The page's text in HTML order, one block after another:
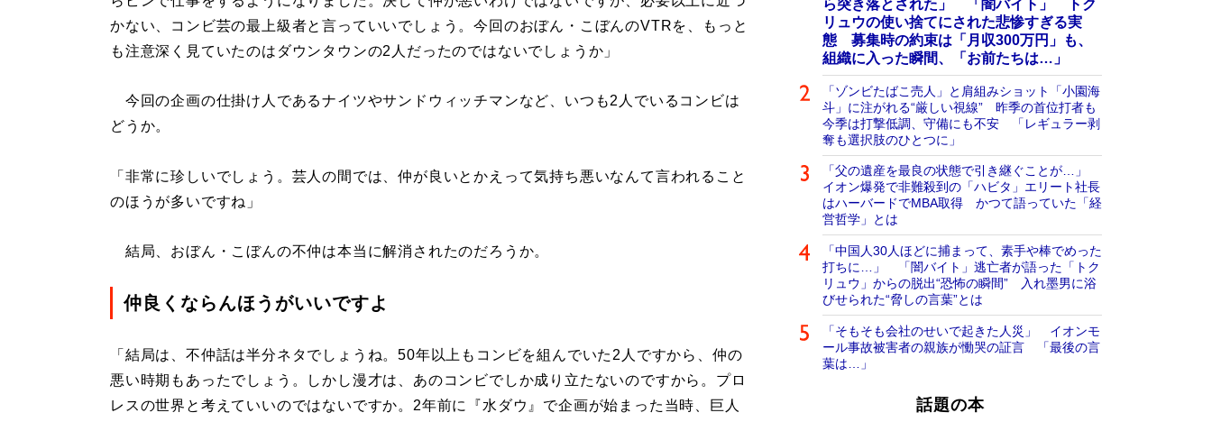
かない、コンビ芸の最上級者と言っていいでしょう。今回のおぼん・こぼんのVTRを、もっと
も注意深く見ていたのはダウンタウンの2人だったのではないでしょうか」
今回の企画の仕掛け人であるナイツやサンドウィッチマンなど、いつも2人でいるコンビは
どうか。
「非常に珍しいでしょう。芸人の間では、仲が良いとかえって気持ち悪いなんて言われること
のほうが多いですね」
結局、おぼん・こぼんの不仲は本当に解消されたのだろうか。
仲良くならんほうがいいですよ
「結局は、不仲話は半分ネタでしょうね。50年以上もコンビを組んでいた2人ですから、仲の
悪い時期もあったでしょう。しかし漫才は、あのコンビでしか成り立たないのですから。プロ
レスの世界と考えていいのではないですか。2年前に『水ダウ』で企画が始まった当時、巨人
ら突き落とされた」 「闇バイト」 トク
リュウの使い捨てにされた悲惨すぎる実
態 募集時の約束は「月収300万円」も、
組織に入った瞬間、「お前たちは…」
「ゾンビたばこ売人」と肩組みショット「小園海
斗」に注がれる“厳しい視線” 昨季の首位打者も
今季は打撃低調、守備にも不安 「レギュラー剥
奪も選択肢のひとつに」
「父の遺産を最良の状態で引き継ぐことが…」
イオン爆発で非難殺到の「ハビタ」エリート社長
はハーバードでMBA取得 かつて語っていた「経
営哲学」とは
「中国人30人ほどに捕まって、素手や棒でめった
打ちに…」 「闇バイト」逃亡者が語った「トク
リュウ」からの脱出“恐怖の瞬間” 入れ墨男に浴
びせられた“脅しの言葉”とは
「そもそも会社のせいで起きた人災」 イオンモ
ール事故被害者の親族が慟哭の証言 「最後の言
葉は…」
話題の本